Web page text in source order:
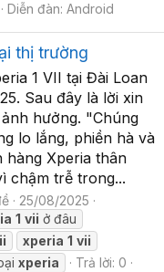
Diễn đàn: Android
thị trường
1 VII tại Đài Loan
Sau đây là lời xin
hưởng. "Chúng
lo lắng, phiền hà và
hàng Xperia thân
chậm trễ trong...
25/08/2025
1 vii ở đâu
xperia 1 vii
xperia
Trả lời: 0